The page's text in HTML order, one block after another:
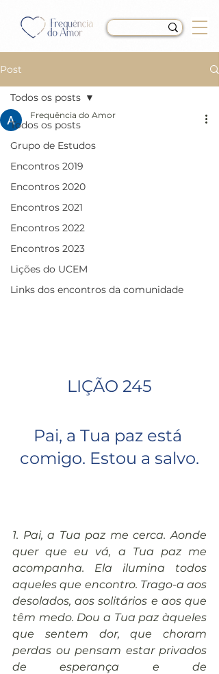
Post
Todos os posts
Grupo de Estudos
Encontros 2019
Encontros 2020
Encontros 2021
Encontros 2022
Encontros 2023
Lições do UCEM
Links dos encontros da comunidade
Todos os posts
LIÇÃO 245 do Livro de
Exercícios de “Um Curso
em Milagres” (UCEM)
Frequência do Amor
LIÇÃO 245
Pai, a Tua paz está
comigo. Estou a salvo.
1. Pai, a Tua paz me cerca. Aonde
quer que eu vá, a Tua paz me
acompanha. Ela ilumina todos
aqueles que encontro. Trago-a aos
desolados, aos solitários e aos que
têm medo. Dou a Tua paz àqueles
que sentem dor, que choram
perdas ou pensam estar privados
de esperança e de